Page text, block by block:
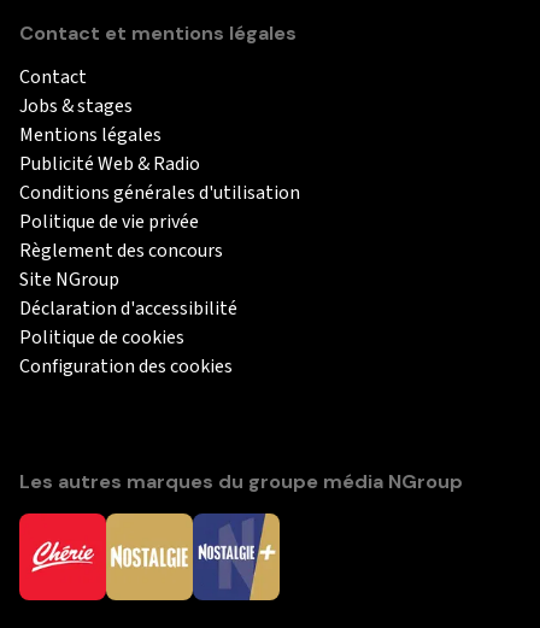
Contact et mentions légales
Contact
Jobs & stages
Mentions légales
Publicité Web & Radio
Conditions générales d'utilisation
Politique de vie privée
Règlement des concours
Site NGroup
Déclaration d'accessibilité
Politique de cookies
Configuration des cookies
Les autres marques du groupe média NGroup